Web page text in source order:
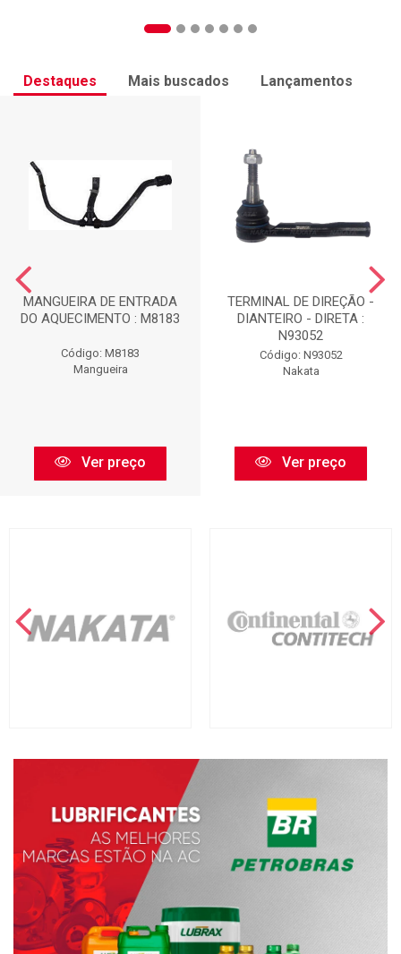
Destaques Mais buscados Lançamentos
MANGUEIRA DE ENTRADA
DO AQUECIMENTO : M8183
Código: M8183
Mangueira
Ver preço
TERMINAL DE DIREÇÃO -
DIANTEIRO - DIRETA :
N93052
Código: N93052
Nakata
Ver preço